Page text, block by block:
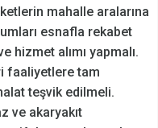
mahalle aralarına
esnafla rekabet
hizmet alımı yapmalı.
faaliyetlere tam
teşvik edilmeli.
ve akaryakıt